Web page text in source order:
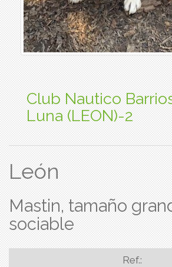
Club Nautico
Luna (LEON)-2
León
Mastin, tamaño
sociable
Ref.: